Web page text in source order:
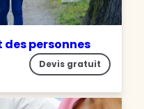
des personnes
Devis gratuit